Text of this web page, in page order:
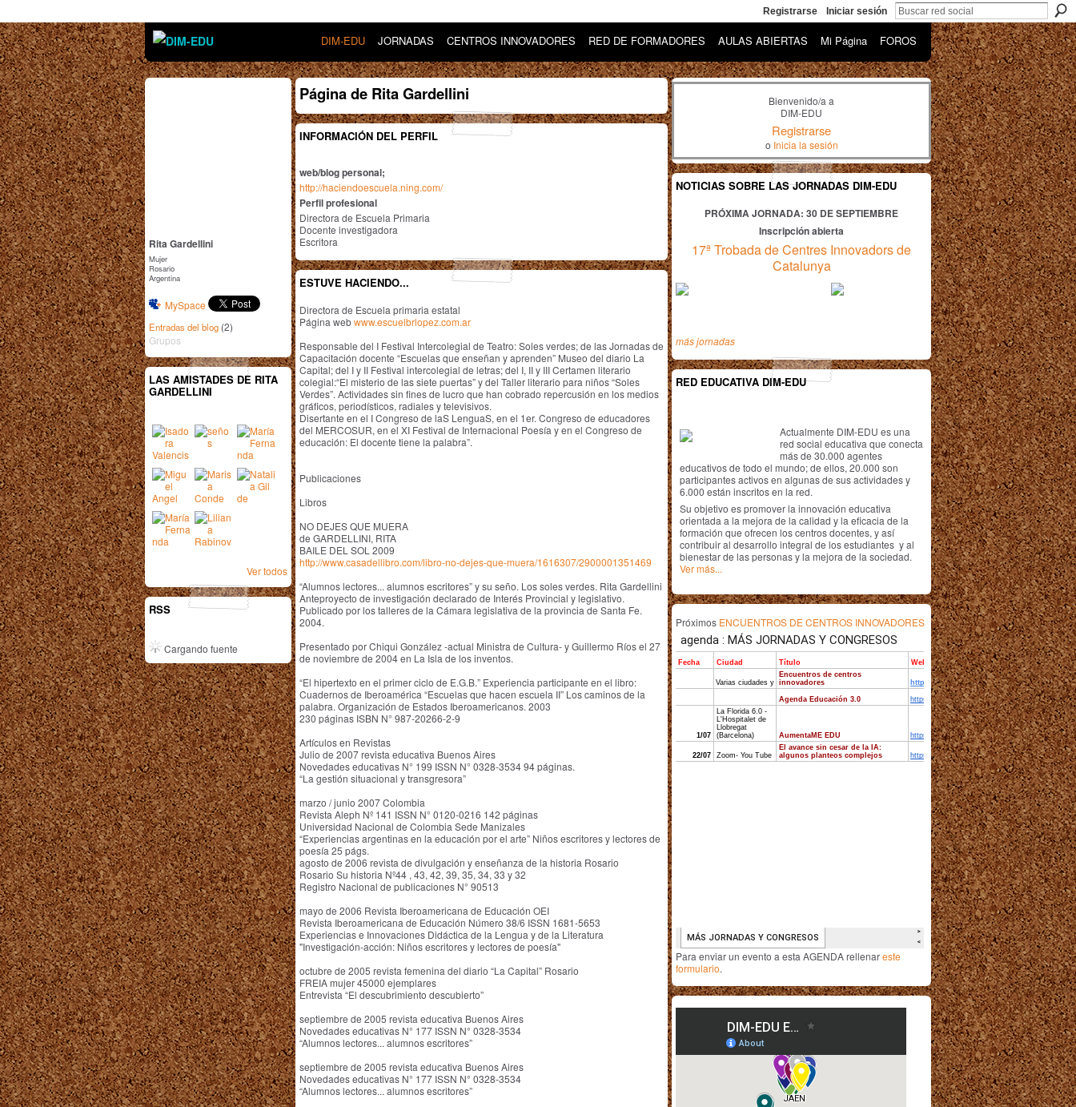
Registrarse Iniciar sesión
DIM-EDU JORNADAS CENTROS INNOVADORES RED DE FORMADORES AULAS ABIERTAS Mi Página FOROS
Rita Gardellini
Mujer
Rosario
Argentina
MySpace
Entradas del blog (2)
Grupos
LAS AMISTADES DE RITA
GARDELLINI
Ver todos
RSS
Cargando fuente
Página de Rita Gardellini
INFORMACIÓN DEL PERFIL
web/blog personal;
http://haciendoescuela.ning.com/
Perfil profesional
Directora de Escuela Primaria
Docente investigadora
Escritora
ESTUVE HACIENDO...
Directora de Escuela primaria estatal
Página webwww.escuelbrlopez.com.ar
Responsable del I Festival Intercolegial de Teatro: Soles verdes; de las Jornadas de
Capacitación docente “Escuelas que enseñan y aprenden” Museo del diario La
Capital; del I y II Festival intercolegial de letras; del I, II y III Certamen literario
colegial:“El misterio de las siete puertas” y del Taller literario para niños “Soles
Verdes”. Actividades sin fines de lucro que han cobrado repercusión en los medios
gráficos, periodísticos, radiales y televisivos.
Disertante en el I Congreso de laS LenguaS, en el 1er. Congreso de educadores
del MERCOSUR, en el XI Festival de Internacional Poesía y en el Congreso de
educación: El docente tiene la palabra”.
Publicaciones
Libros
NO DEJES QUE MUERA
de GARDELLINI, RITA
BAILE DEL SOL 2009
http://www.casadellibro.com/libro-no-dejes-que-muera/1616307/2900001351469
“Alumnos lectores... alumnos escritores” y su seño. Los soles verdes. Rita Gardellini
Anteproyecto de investigación declarado de Interés Provincial y legislativo.
Publicado por los talleres de la Cámara legislativa de la provincia de Santa Fe.
2004.
Presentado por Chiqui González -actual Ministra de Cultura- y Guillermo Ríos el 27
de noviembre de 2004 en La Isla de los inventos.
“El hipertexto en el primer ciclo de E.G.B.” Experiencia participante en el libro:
Cuadernos de Iberoamérica “Escuelas que hacen escuela II” Los caminos de la
palabra. Organización de Estados Iberoamericanos. 2003
230 páginas ISBN N° 987-20266-2-9
Artículos en Revistas
Julio de 2007 revista educativa Buenos Aires
Novedades educativas N° 199 ISSN N° 0328-3534 94 páginas.
“La gestión situacional y transgresora”
marzo / junio 2007 Colombia
Revista Aleph Nº 141 ISSN N° 0120-0216 142 páginas
Universidad Nacional de Colombia Sede Manizales
“Experiencias argentinas en la educación por el arte” Niños escritores y lectores de
poesía 25 págs.
agosto de 2006 revista de divulgación y enseñanza de la historia Rosario
Rosario Su historia Nº44 , 43, 42, 39, 35, 34, 33 y 32
Registro Nacional de publicaciones N° 90513
mayo de 2006 Revista Iberoamericana de Educación OEI
Revista Iberoamericana de Educación Número 38/6 ISSN 1681-5653
Experiencias e Innovaciones Didáctica de la Lengua y de la Literatura
"Investigación-acción: Niños escritores y lectores de poesía"
octubre de 2005 revista femenina del diario “La Capital” Rosario
FREIA mujer 45000 ejemplares
Entrevista “El descubrimiento descubierto”
septiembre de 2005 revista educativa Buenos Aires
Novedades educativas N° 177 ISSN N° 0328-3534
“Alumnos lectores... alumnos escritores”
septiembre de 2005 revista educativa Buenos Aires
Novedades educativas N° 177 ISSN N° 0328-3534
“Alumnos lectores... alumnos escritores”
Bienvenido/a a
DIM-EDU
Registrarse
o Inicia la sesión
NOTICIAS SOBRE LAS JORNADAS DIM-EDU
PRÓXIMA JORNADA: 30 DE SEPTIEMBRE
Inscripción abierta
17ª Trobada de Centres Innovadors de
Catalunya
más jornadas
RED EDUCATIVA DIM-EDU
Actualmente DIM-EDU es una
red social educativa que conecta
más de 30.000 agentes
educativos de todo el mundo; de ellos, 20.000 son
participantes activos en algunas de sus actividades y
6.000 están inscritos en la red.
Su objetivo es promover la innovación educativa
orientada a la mejora de la calidad y la eficacia de la
formación que ofrecen los centros docentes, y así
contribuir al desarrollo integral de los estudiantes y al
bienestar de las personas y la mejora de la sociedad.
Ver más...
Próximos ENCUENTROS DE CENTROS INNOVADORES
Para enviar un evento a esta AGENDA rellenareste
formulario.